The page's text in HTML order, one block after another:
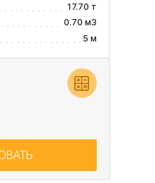
17.70 т
0.70 м3
5 м